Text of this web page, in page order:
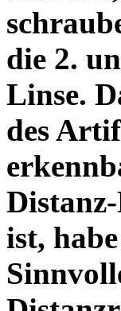
die 2.
Linse.
des
ist,